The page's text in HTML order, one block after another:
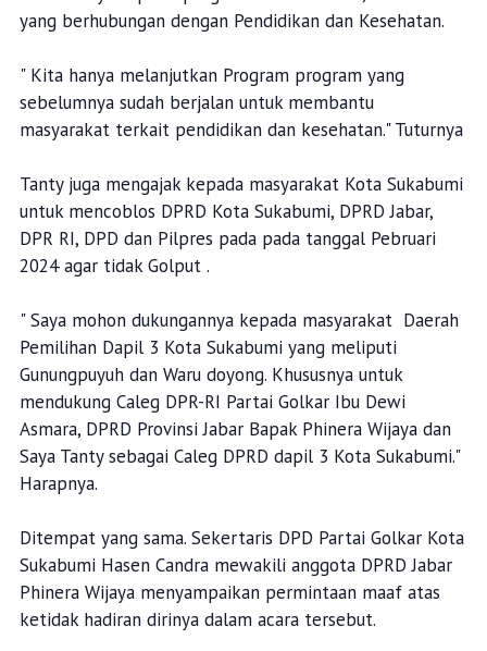
yang berhubungan dengan Pendidikan dan Kesehatan.
" Kita hanya melanjutkan Program program yang
sebelumnya sudah berjalan untuk membantu
masyarakat terkait pendidikan dan kesehatan." Tuturnya
Tanty juga mengajak kepada masyarakat Kota Sukabumi
untuk mencoblos DPRD Kota Sukabumi, DPRD Jabar,
DPR RI, DPD dan Pilpres pada pada tanggal Pebruari
2024 agar tidak Golput .
" Saya mohon dukungannya kepada masyarakat Daerah
Pemilihan Dapil 3 Kota Sukabumi yang meliputi
Gunungpuyuh dan Waru doyong. Khususnya untuk
mendukung Caleg DPR-RI Partai Golkar Ibu Dewi
Asmara, DPRD Provinsi Jabar Bapak Phinera Wijaya dan
Saya Tanty sebagai Caleg DPRD dapil 3 Kota Sukabumi."
Harapnya.
Ditempat yang sama. Sekertaris DPD Partai Golkar Kota
Sukabumi Hasen Candra mewakili anggota DPRD Jabar
Phinera Wijaya menyampaikan permintaan maaf atas
ketidak hadiran dirinya dalam acara tersebut.